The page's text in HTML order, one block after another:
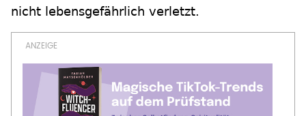
nicht lebensgefährlich verletzt.